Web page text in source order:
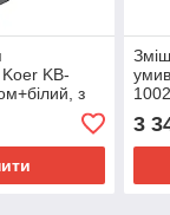
KB-
з
12 міс.
мм
3